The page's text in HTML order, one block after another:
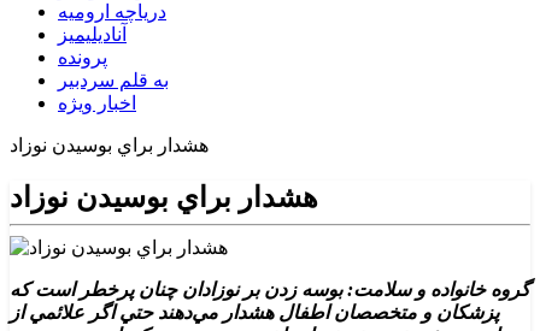
دریاچه ارومیه
آنادیلیمیز
پرونده
به قلم سردبیر
اخبار ویژه
هشدار براي بوسيدن نوزاد
هشدار براي بوسيدن نوزاد
گروه خانواده و سلامت: بوسه زدن بر نوزادان چنان پرخطر است که
پزشکان و متخصصان اطفال هشدار مي‌دهند حتي اگر علائمي از